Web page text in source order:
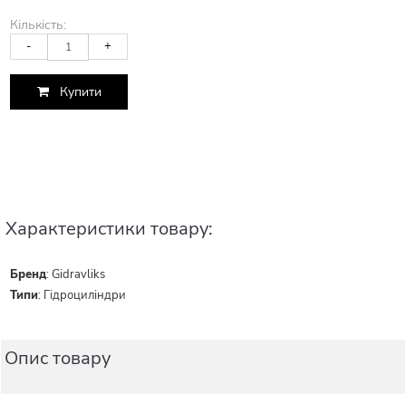
Кількість:
- +
Купити
Характеристики товару:
Бренд:Gidravliks
Типи: Гідроциліндри
Опис товару